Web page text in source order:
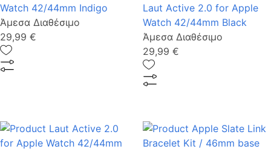
Watch 42/44mm Indigo
Άμεσα Διαθέσιμο
29,99 €
Laut Active 2.0 for Apple
Watch 42/44mm Black
Άμεσα Διαθέσιμο
29,99 €